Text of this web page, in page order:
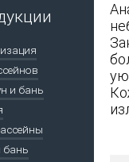
и бань
бань